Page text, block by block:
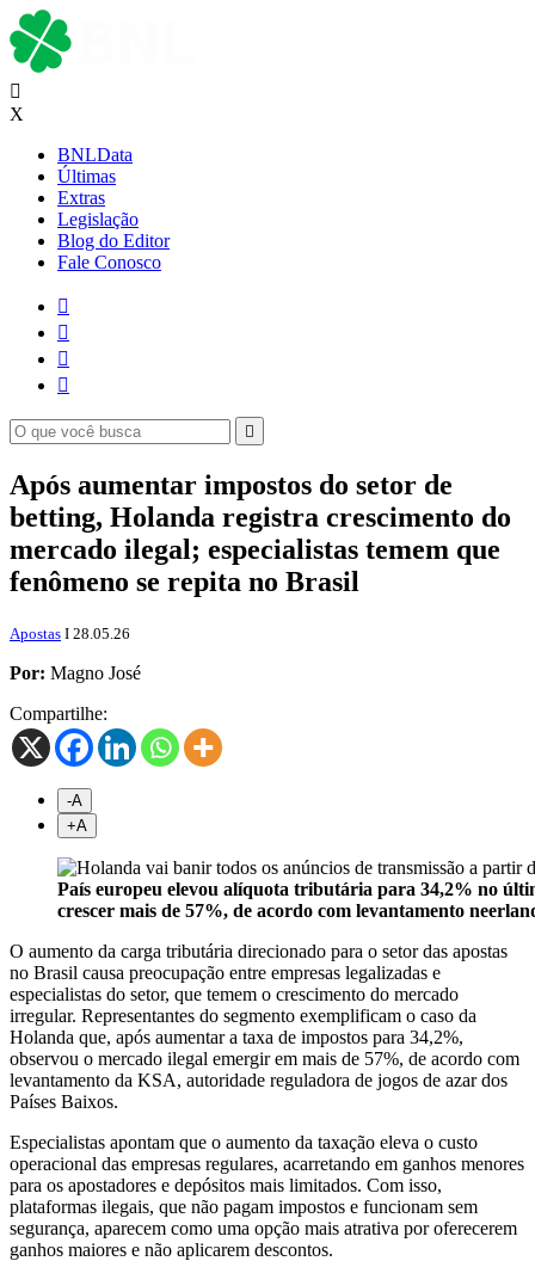

X
BNLData
Últimas
Extras
Legislação
Blog do Editor
Fale Conosco





Após aumentar impostos do setor de
betting, Holanda registra crescimento do
mercado ilegal; especialistas temem que
fenômeno se repita no Brasil
Apostas I 28.05.26
Por: Magno José
Compartilhe:
-A
+A
País europeu elevou alíquota tributária para 34,2% no
crescer mais de 57%, de acordo com levantamento
O aumento da carga tributária direcionado para o setor das apostas
no Brasil causa preocupação entre empresas legalizadas e
especialistas do setor, que temem o crescimento do mercado
irregular. Representantes do segmento exemplificam o caso da
Holanda que, após aumentar a taxa de impostos para 34,2%,
observou o mercado ilegal emergir em mais de 57%, de acordo com
levantamento da KSA, autoridade reguladora de jogos de azar dos
Países Baixos.
Especialistas apontam que o aumento da taxação eleva o custo
operacional das empresas regulares, acarretando em ganhos menores
para os apostadores e depósitos mais limitados. Com isso,
plataformas ilegais, que não pagam impostos e funcionam sem
segurança, aparecem como uma opção mais atrativa por oferecerem
ganhos maiores e não aplicarem descontos.